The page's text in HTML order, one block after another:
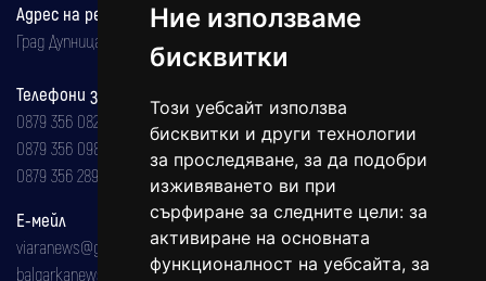
Ние използваме
бисквитки
Този уебсайт използва
бисквитки и други технологии
за проследяване, за да подобри
изживяването ви при
сърфиране за следните цели: за
активиране на основната
функционалност на уебсайта, за
Адрес на редакцията
Град Дупница, ул.''Христо Ботев" 43
Телефони за реклама и абонаменти
0879 356 082
0879 356 098
0879 356 289
Е-мейл
viaranews@gmail.com
balgarkanews@gmail.com